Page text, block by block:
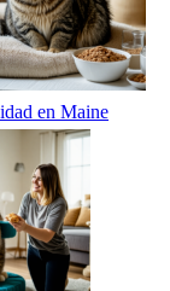
en Maine